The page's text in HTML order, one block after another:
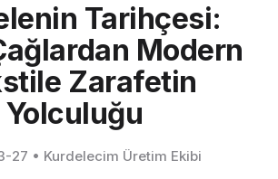
Tarihçesi:
Modern
Zarafetin
Yolculuğu
27 • Kurdelecim Üretim Ekibi